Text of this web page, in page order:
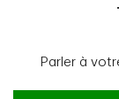
Parler à